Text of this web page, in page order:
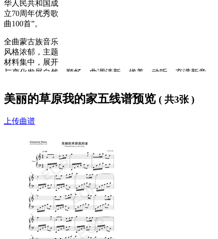
华人民共和国成
立70周年优秀歌
曲100首”。
全曲蒙古族音乐
风格浓郁，主题
材料集中，展开
与变化发展自然、顺畅，曲调清新、优美、动听，充满新意，
歌词下方是美丽的草原我的家钢琴谱，大家可以免费下载学
美丽的草原我的家，风吹绿草遍地花
彩蝶纷飞百鸟儿唱，一弯碧水映晚霞
骏马好似彩云朵，牛羊好似珍珠撒
啊啊哈嗬咿
牧羊姑娘放声唱，愉快的歌声满天涯
牧羊姑娘放声唱，愉快的歌声满天涯
美丽的草原我的家，水清草美我爱它
草原就象绿色的海，毡包就象白莲花
牧民描绘幸福景，春光万里美如画
美丽的草原我的家五线谱预览 ( 共3张 )
上传曲谱